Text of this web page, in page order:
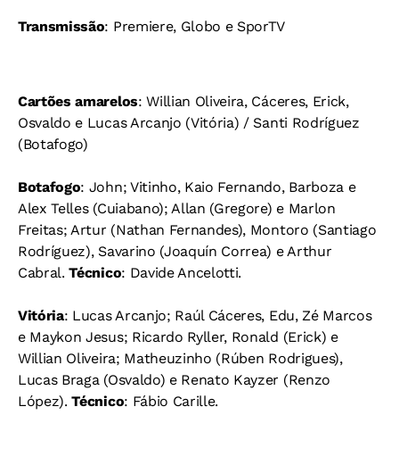
Transmissão: Premiere, Globo e SporTV
Cartões amarelos: Willian Oliveira, Cáceres, Erick,
Osvaldo e Lucas Arcanjo (Vitória) / Santi Rodríguez
(Botafogo)
Botafogo: John; Vitinho, Kaio Fernando, Barboza e
Alex Telles (Cuiabano); Allan (Gregore) e Marlon
Freitas; Artur (Nathan Fernandes), Montoro (Santiago
Rodríguez), Savarino (Joaquín Correa) e Arthur
Cabral.Técnico: Davide Ancelotti.
Vitória: Lucas Arcanjo; Raúl Cáceres, Edu, Zé Marcos
e Maykon Jesus; Ricardo Ryller, Ronald (Erick) e
Willian Oliveira; Matheuzinho (Rúben Rodrigues),
Lucas Braga (Osvaldo) e Renato Kayzer (Renzo
López).Técnico: Fábio Carille.